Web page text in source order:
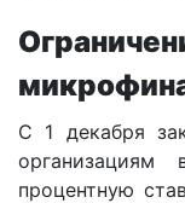
С 1 декабря
организациям
процентную